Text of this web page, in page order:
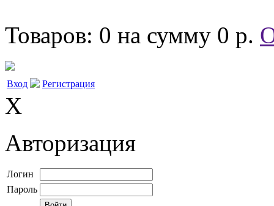
Товаров: 0 на сумму 0 р.
Вход Регистрация
X
Авторизация
Логин
Пароль